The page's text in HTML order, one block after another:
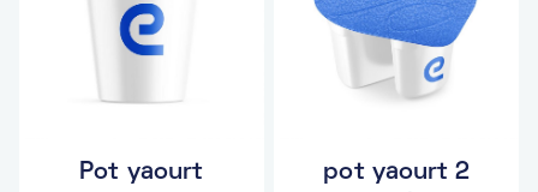
Pot yaourt
pot yaourt 2